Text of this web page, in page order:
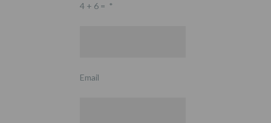
4 + 6 = *
Email